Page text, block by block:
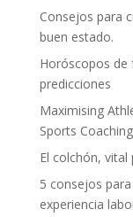
Consejos para
buen estado.
Horóscopos de
predicciones
Maximising
Sports Coaching
El colchón,
5 consejos
experiencia